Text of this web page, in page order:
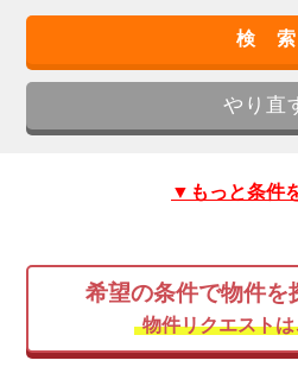
▼もっと条件
希望の条件で物件を
物件リクエスト